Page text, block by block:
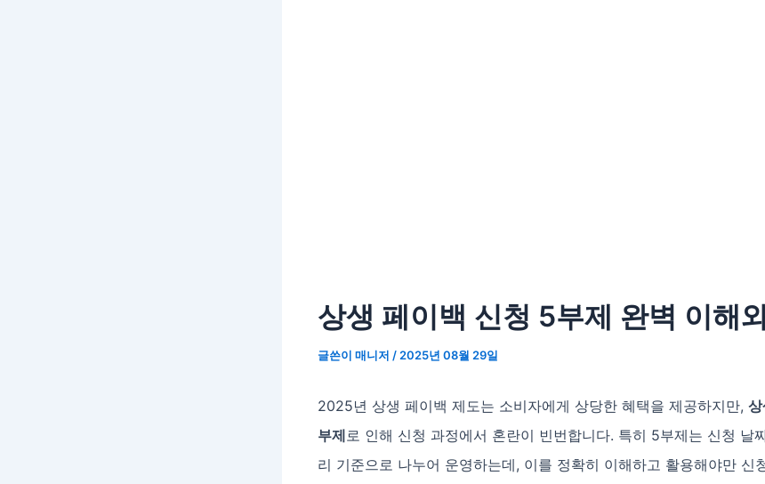
상생 페이백 신청 5부제 완벽 이해
글쓴이 매니저 / 2025년 08월 29일
2025년 상생 페이백 제도는 소비자에게 상당한 혜택을 제공하지만,
부제로 인해 신청 과정에서 혼란이 빈번합니다. 특히 5부제는 신청 날
리 기준으로 나누어 운영하는데, 이를 정확히 이해하고 활용해야만 신